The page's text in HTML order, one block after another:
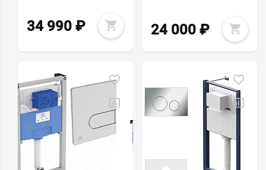
34 990 ₽ 24 000 ₽